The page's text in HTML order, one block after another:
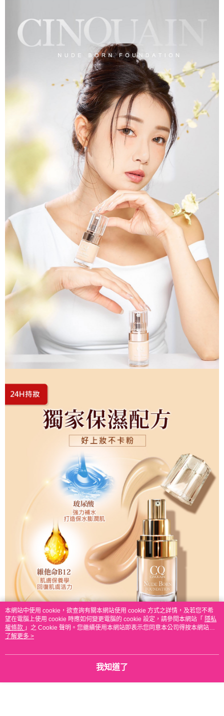
本網站中使用 cookie，欲查詢有關本網站使用 cookie 方式之詳情，及若您不希
望在電腦上使用 cookie 時應如何變更電腦的 cookie 設定，請參閱本網站「 隱私
權條款 」之 Cookie 聲明。您繼續使用本網站即表示您同意本公司得按本網站使
用條款之 Cookie 聲明使用 cookie。
了解更多 >
我知道了